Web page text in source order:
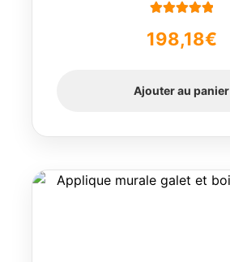
5
198,18€
Ajouter au panier